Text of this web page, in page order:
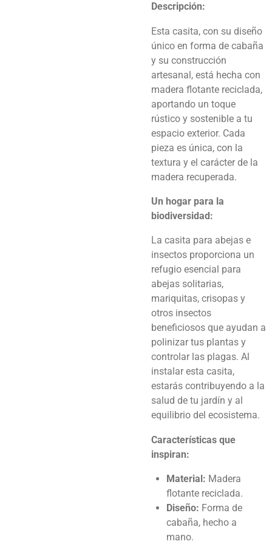
Descripción:
Esta casita, con su diseño
único en forma de cabaña
y su construcción
artesanal, está hecha con
madera flotante reciclada,
aportando un toque
rústico y sostenible a tu
espacio exterior. Cada
pieza es única, con la
textura y el carácter de la
madera recuperada.
Un hogar para la
biodiversidad:
La casita para abejas e
insectos proporciona un
refugio esencial para
abejas solitarias,
mariquitas, crisopas y
otros insectos
beneficiosos que ayudan a
polinizar tus plantas y
controlar las plagas. Al
instalar esta casita,
estarás contribuyendo a la
salud de tu jardín y al
equilibrio del ecosistema.
Características que
inspiran:
Material: Madera
flotante reciclada.
Diseño: Forma de
cabaña, hecho a
mano.